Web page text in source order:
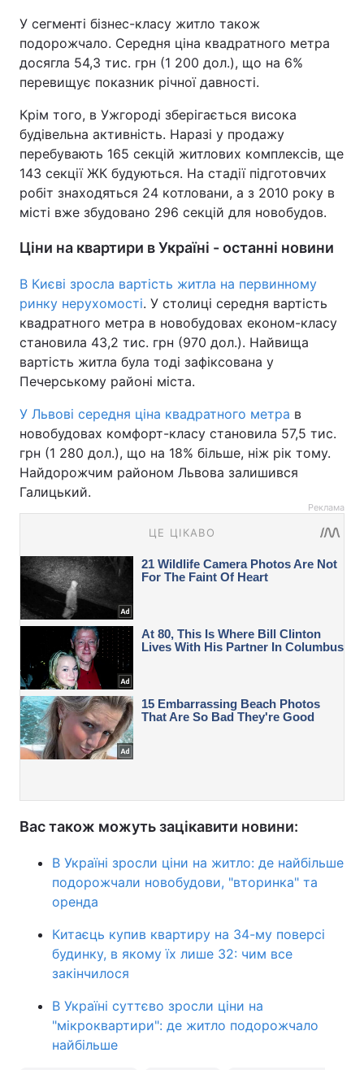
У сегменті бізнес-класу житло також
подорожчало. Середня ціна квадратного метра
досягла 54,3 тис. грн (1 200 дол.), що на 6%
перевищує показник річної давності.
Крім того, в Ужгороді зберігається висока
будівельна активність. Наразі у продажу
перебувають 165 секцій житлових комплексів, ще
143 секції ЖК будуються. На стадії підготовчих
робіт знаходяться 24 котловани, а з 2010 року в
місті вже збудовано 296 секцій для новобудов.
Ціни на квартири в Україні - останні новини
В Києві зросла вартість житла на первинному
ринку нерухомості. У столиці середня вартість
квадратного метра в новобудовах економ-класу
становила 43,2 тис. грн (970 дол.). Найвища
вартість житла була тоді зафіксована у
Печерському районі міста.
У Львові середня ціна квадратного метра в
новобудовах комфорт-класу становила 57,5 тис.
грн (1 280 дол.), що на 18% більше, ніж рік тому.
Найдорожчим районом Львова залишився
Галицький.
Реклама
Вас також можуть зацікавити новини:
В Україні зросли ціни на житло: де найбільше
подорожчали новобудови, "вторинка" та
оренда
Китаєць купив квартиру на 34-му поверсі
будинку, в якому їх лише 32: чим все
закінчилося
В Україні суттєво зросли ціни на
"мікроквартири": де житло подорожчало
найбільше